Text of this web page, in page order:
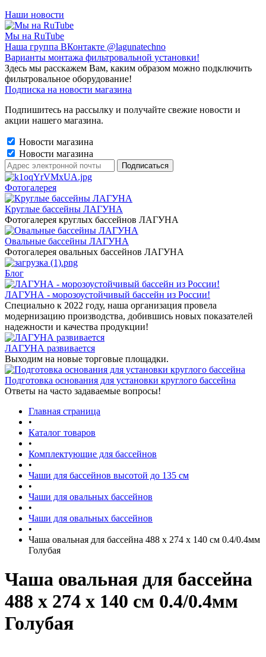
Наши новости
Мы на RuTube
Наша группа ВКонтакте @lagunatechno
Варианты монтажа фильтровальной установки!
Здесь мы расскажем Вам, каким образом можно подключить
фильтровальное оборудование!
Подписка на новости магазина
Подпишитесь на рассылку и получайте свежие новости и
акции нашего магазина.
Новости магазина
Новости магазина
Фотогалерея
Круглые бассейны ЛАГУНА
Фотогалерея круглых бассейнов ЛАГУНА
Овальные бассейны ЛАГУНА
Фотогалерея овальных бассейнов ЛАГУНА
Блог
ЛАГУНА - морозоустойчивый бассейн из России!
Специально к 2022 году, наша организация провела
модернизацию производства, добившись новых показателей
надежности и качества продукции!
ЛАГУНА развивается
Выходим на новые торговые площадки.
Подготовка основания для установки круглого бассейна
Ответы на часто задаваемые вопросы!
Главная страница
•
Каталог товаров
•
Комплектующие для бассейнов
•
Чаши для бассейнов высотой до 135 см
•
Чаши для овальных бассейнов
•
Чаши для овальных бассейнов
•
Чаша овальная для бассейна 488 х 274 х 140 см 0.4/0.4мм
Голубая
Чаша овальная для бассейна
488 х 274 х 140 см 0.4/0.4мм
Голубая